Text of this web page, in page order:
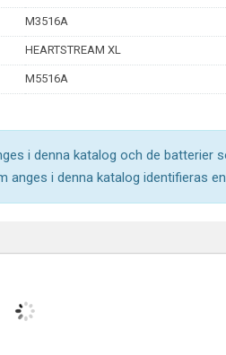
M3516A
HEARTSTREAM XL
M5516A
i denna katalog och de batterier
i denna katalog identifieras